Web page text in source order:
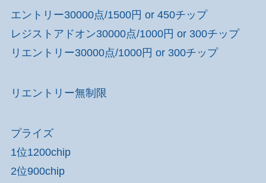
エントリー30000点/1500円 or 450チップ
レジストアドオン30000点/1000円 or 300チップ
リエントリー30000点/1000円 or 300チップ
リエントリー無制限
プライズ
1位1200chip
2位900chip